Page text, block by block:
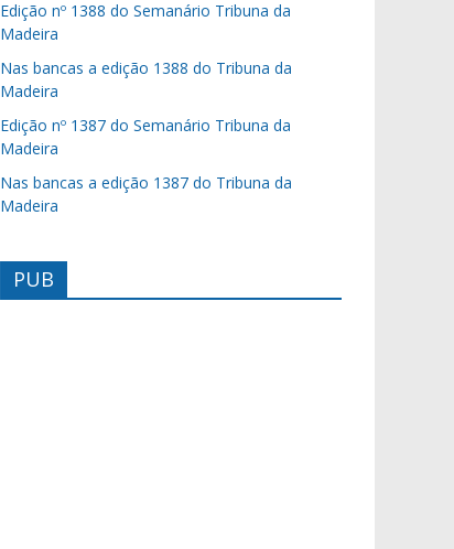
Edição nº 1388 do Semanário Tribuna da
Madeira
Nas bancas a edição 1388 do Tribuna da
Madeira
Edição nº 1387 do Semanário Tribuna da
Madeira
Nas bancas a edição 1387 do Tribuna da
Madeira
PUB